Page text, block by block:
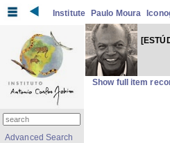
Institute Paulo Moura
Show full item
Advanced Search